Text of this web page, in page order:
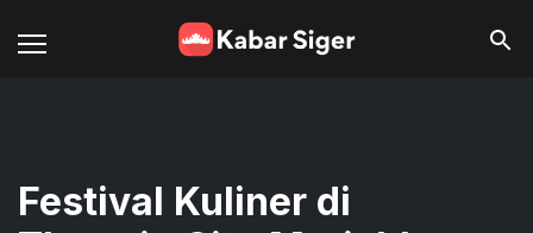
Festival Kuliner di